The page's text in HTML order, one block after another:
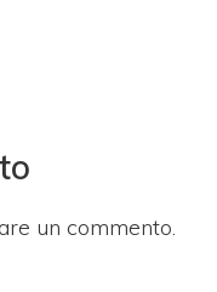
un commento.